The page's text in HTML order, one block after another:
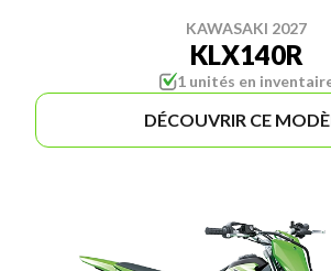
KAWASAKI 2027
KLX140R
1 unités en
DÉCOUVRIR CE